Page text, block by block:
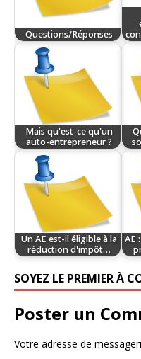
Questions/Réponses
Mais qu'est-ce qu'un
auto-entrepreneur ?
Un AE est-il éligible à la
réduction d'impôt…
AE
SOYEZ LE PREMIER À
Poster un
Votre adresse de